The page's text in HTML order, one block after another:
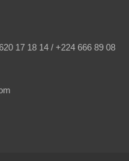
17 18 14 / +224 666 89 08